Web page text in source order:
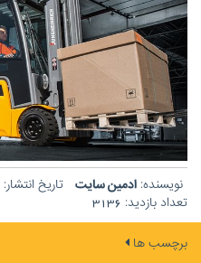
نویسنده: ادمین سایت تاریخ انتشار:
تعداد بازدید: 3136
برچسب ها